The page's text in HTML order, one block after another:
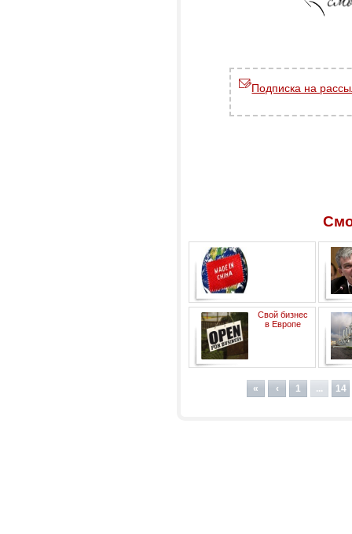
Подписка на
Экономическое чудо Китая:
проблемы 2012 года
Свой бизнес
в Европе
« ‹ 1 ... 14